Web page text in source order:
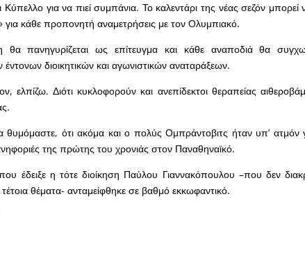
για να πιεί συμπάνια. Το καλεντάρι της νέας σεζόν μπορεί
για κάθε προπονητή αναμετρήσεις με τον Ολυμπιακό.
θα πανηγυρίζεται ως επίτευγμα και κάθε αναποδιά θα
διοικητικών και αγωνιστικών αναταράξεων.
ελπίζω. Διότι κυκλοφορούν και ανεπίδεκτοι θεραπείας
θυμόμαστε, ότι ακόμα και ο πολύς Ομπράντοβιτς ήταν υπ’ ατμόν
της πρώτης του χρονιάς στον Παναθηναϊκό.
έδειξε η τότε διοίκηση Παύλου Γιαννακόπουλου –που δεν
θέματα- ανταμείφθηκε σε βαθμό εκκωφαντικό.